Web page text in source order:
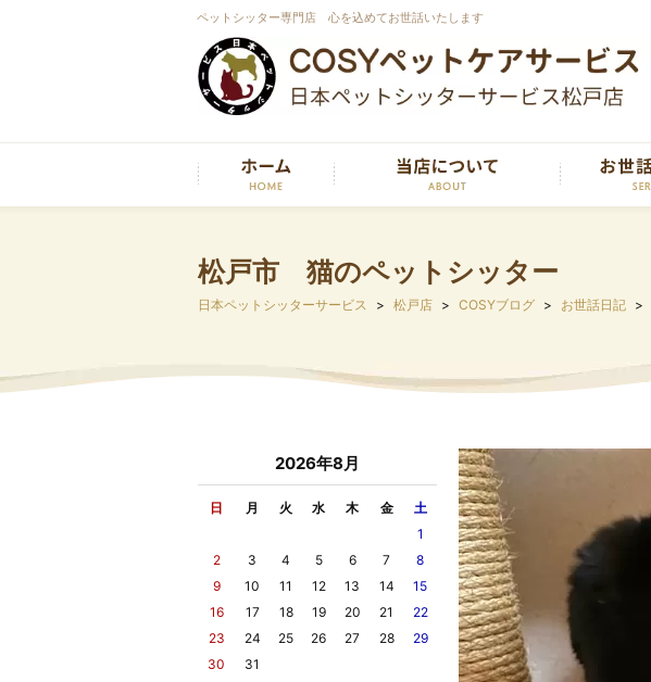
ペットシッター専門店 心を込めてお世話いたします
松戸市 猫のペットシッター
日本ペットシッターサービス 松戸店 COSYブログ お世話日記
2026年8月
日 月 火 水 木 金 土
1
2
3 4 5 6 7
8
9
10 11 12 13 14
15
16
17 18 19 20 21
22
23
24 25 26 27 28
29
30
31